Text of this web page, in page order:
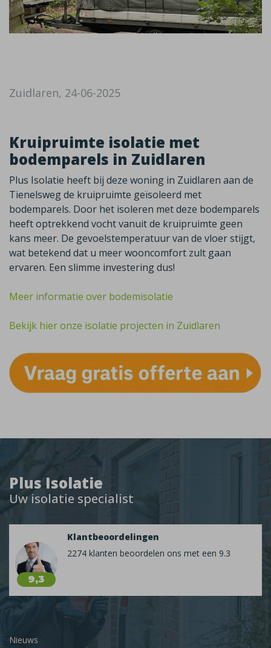
Plus Isolatie
Uw isolatie specialist
9,3
Klantbeoordelingen
2274 klanten beoordelen ons met een 9.3
Nieuws
Zuidlaren, 24-06-2025
Kruipruimte isolatie met
bodemparels in Zuidlaren
Plus Isolatie heeft bij deze woning in Zuidlaren aan de
Tienelsweg de kruipruimte geïsoleerd met
bodemparels. Door het isoleren met deze bodemparels
heeft optrekkend vocht vanuit de kruipruimte geen
kans meer. De gevoelstemperatuur van de vloer stijgt,
wat betekend dat u meer wooncomfort zult gaan
ervaren. Een slimme investering dus!
Meer informatie over bodemisolatie
Bekijk hier onze isolatie projecten in Zuidlaren